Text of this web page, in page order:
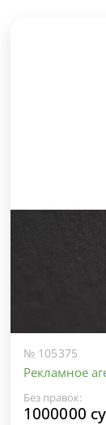
№ 105375
Рекламное
Без правок:
1000000